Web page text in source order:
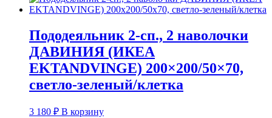
Пододеяльник 2-сп., 2 наволочки
ДАВИНИЯ (ИКЕА
EKTANDVINGE) 200×200/50×70,
светло-зеленый/клетка
3 180 ₽ В корзину